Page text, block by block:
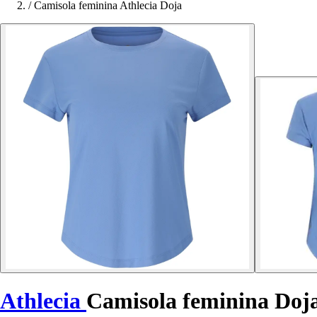
/ Camisola feminina Athlecia Doja
Athlecia Camisola feminina